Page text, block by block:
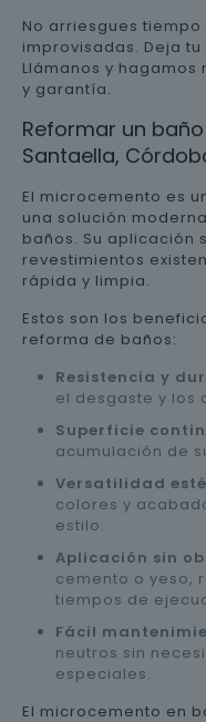
No arriesgues
improvisadas. Deja
Llámanos y
y garantía.
Reformar un
Santaella,
El microcemento es
una solución
baños. Su aplicación
revestimientos
rápida y limpia.
Estos son los
reforma de baños:
Resistencia y
el desgaste y los
Superficie
acumulación de
Versatilidad
colores y
estilo.
Aplicación sin
cemento o yeso,
tiempos de
Fácil
neutros sin
especiales.
El microcemento en